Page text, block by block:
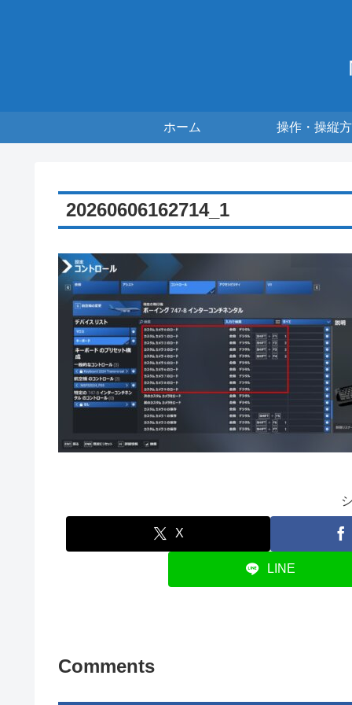
ホーム 操作・操縦
20260606162714_1
X
LINE
Comments